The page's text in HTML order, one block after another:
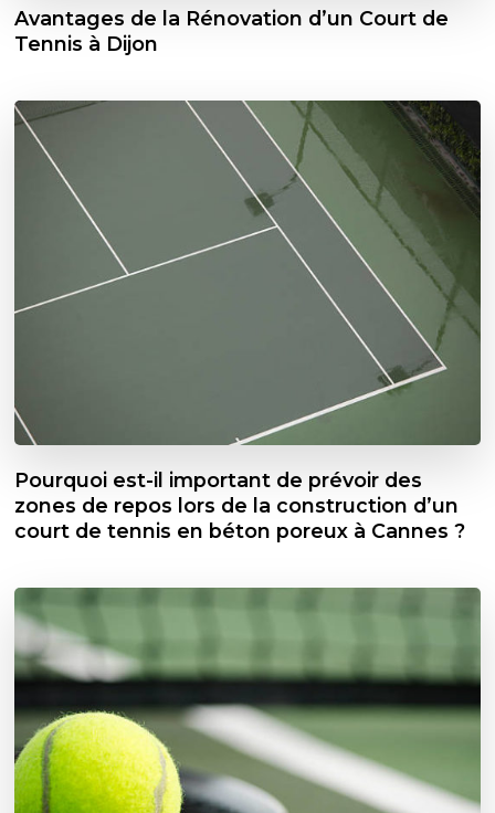
Avantages de la Rénovation d’un Court de
Tennis à Dijon
Pourquoi est-il important de prévoir des
zones de repos lors de la construction d’un
court de tennis en béton poreux à Cannes ?